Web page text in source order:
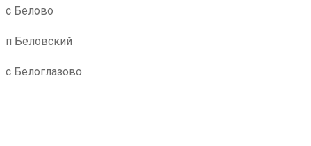
с Белово
п Беловский
с Белоглазово